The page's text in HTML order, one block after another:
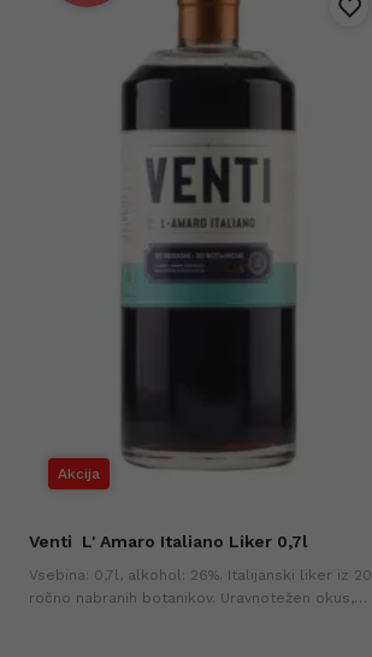
Akcija
Venti L' Amaro Italiano Liker 0,7l
Vsebina: 0,7l, alkohol: 26%. Italijanski liker iz 20
ročno nabranih botanikov. Uravnotežen okus,